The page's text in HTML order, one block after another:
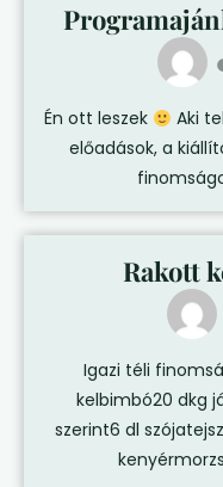
Én ott leszek
Aki
előadások, a
Rakott
Igazi téli
kelbimbó20 dkg
szerint6 dl